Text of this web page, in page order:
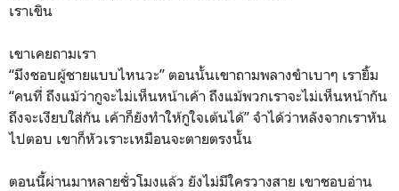
เราเขิน
เขาเคยถามเรา
“มึงชอบผู้ชายแบบไหนวะ” ตอนนั้นเขาถามพลางขำเบาๆ เรายิ้ม
“คนที่ ถึงแม้ว่ากูจะไม่เห็นหน้าเค้า ถึงแม้พวกเราจะไม่เห็นหน้ากัน
ถึงจะเงียบใส่กัน เค้าก็ยังทำให้กูใจเต้นได้” จำได้ว่าหลังจากเราหัน
ไปตอบ เขาก็หัวเราะเหมือนจะตายตรงนั้น
ตอนนี้ผ่านมาหลายชั่วโมงแล้ว ยังไม่มีใครวางสาย เขาชอบอ่าน